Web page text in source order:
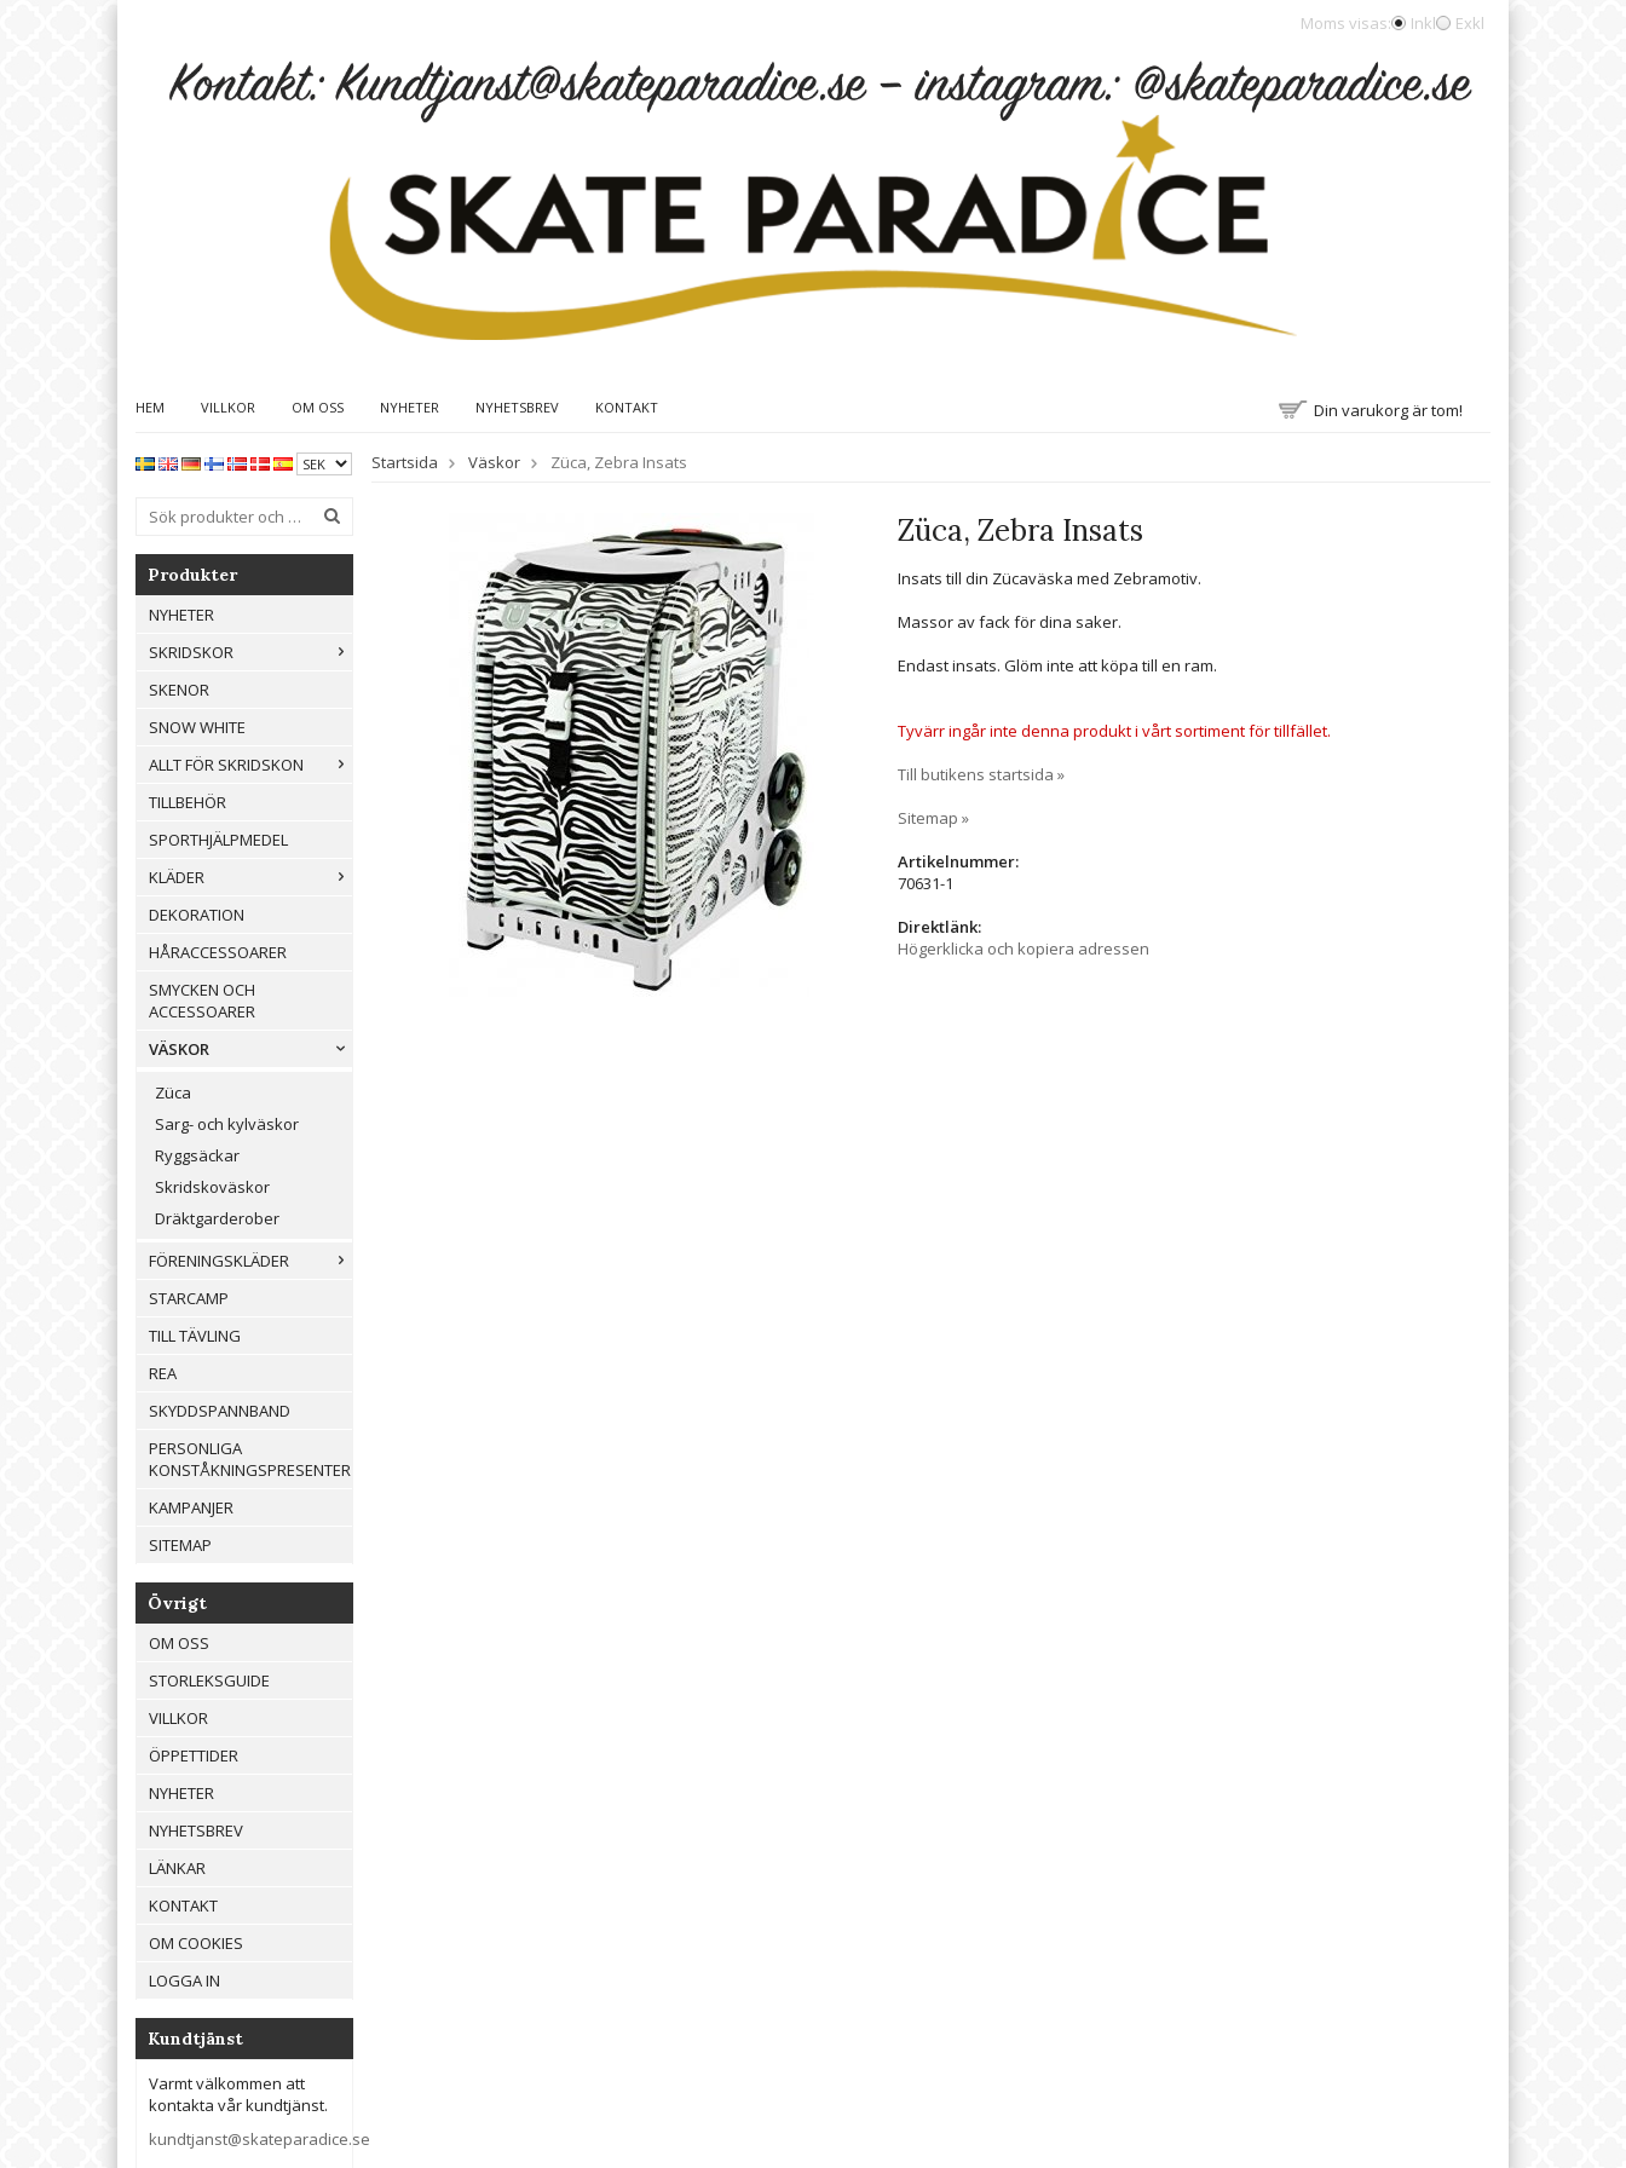
Moms visas: Inkl Exkl
HEM VILLKOR OM OSS NYHETER NYHETSBREV KONTAKT Din varukorg är tom!
Produkter
NYHETER
SKRIDSKOR
SKENOR
SNOW WHITE
ALLT FÖR SKRIDSKON
TILLBEHÖR
SPORTHJÄLPMEDEL
KLÄDER
DEKORATION
HÅRACCESSOARER
SMYCKEN OCH
ACCESSOARER
VÄSKOR
Züca
Sarg- och kylväskor
Ryggsäckar
Skridskoväskor
Dräktgarderober
FÖRENINGSKLÄDER
STARCAMP
TILL TÄVLING
REA
SKYDDSPANNBAND
PERSONLIGA
KONSTÅKNINGSPRESENTER
KAMPANJER
SITEMAP
Övrigt
OM OSS
STORLEKSGUIDE
VILLKOR
ÖPPETTIDER
NYHETER
NYHETSBREV
LÄNKAR
KONTAKT
OM COOKIES
LOGGA IN
Kundtjänst
Varmt välkommen att
kontakta vår kundtjänst.
kundtjanst@skateparadice.se
Startsida Väskor Züca, Zebra Insats
Züca, Zebra Insats
Insats till din Zücaväska med Zebramotiv.
Massor av fack för dina saker.
Endast insats. Glöm inte att köpa till en ram.
Tyvärr ingår inte denna produkt i vårt sortiment för tillfället.
Till butikens startsida »
Sitemap »
Artikelnummer:
70631-1
Direktlänk:
Högerklicka och kopiera adressen